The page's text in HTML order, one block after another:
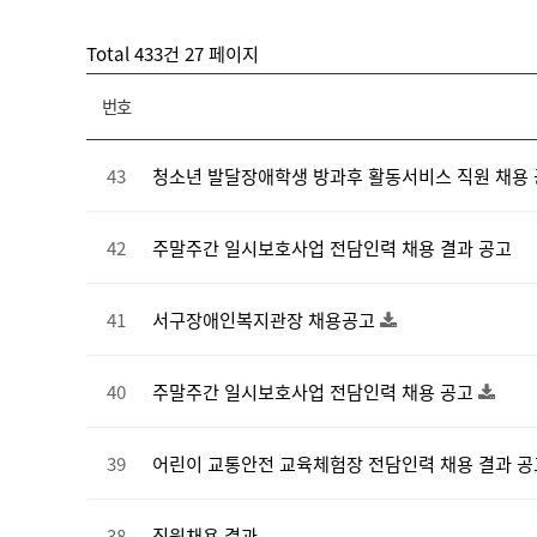
Total 433건 27 페이지
번호
43 청소년 발달장애학생 방과후 활동서비스 직원 채용
42 주말주간 일시보호사업 전담인력 채용 결과 공고
41 서구장애인복지관장 채용공고
40 주말주간 일시보호사업 전담인력 채용 공고
39 어린이 교통안전 교육체험장 전담인력 채용 결과